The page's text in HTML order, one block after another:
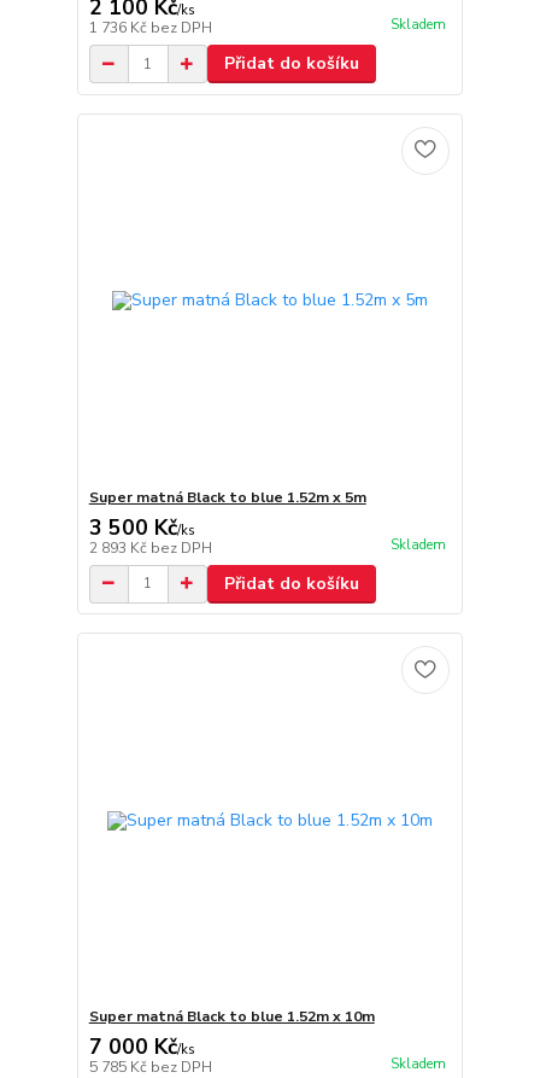
2 100 Kč/ks
1 736 Kč bez DPH Skladem
Přidat do košíku
Super matná Black to blue 1.52m x 5m
3 500 Kč/ks
2 893 Kč bez DPH Skladem
Přidat do košíku
Super matná Black to blue 1.52m x 10m
7 000 Kč/ks
5 785 Kč bez DPH Skladem